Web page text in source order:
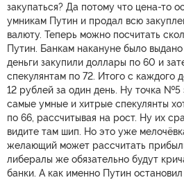
закупаться? Да потому что цена-то
умникам Путин и продал всю
валюту. Теперь можно посчитать
Путин. Банкам накануне было
деньги закупили доллары по 60 и
спекулянтам по 72. Итого с каждого
12 рублей за один день. Ну точка №5
самые умные и хитрые спекулянты
по 66, рассчитывая на рост. Ну их
видите там шип. Но это уже
желающий может рассчитать
либералы же обязательно будут
банки. А как именно Путин